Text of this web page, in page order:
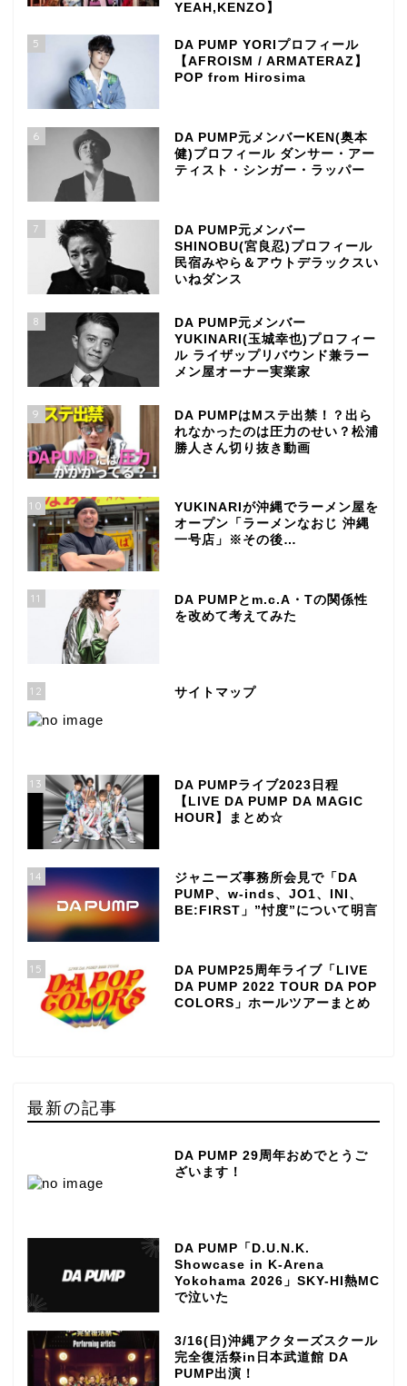
YEAH,KENZO】
5
DA PUMP YORIプロフィール
【AFROISM / ARMATERAZ】
POP from Hirosima
6
DA PUMP元メンバーKEN(奥本
健)プロフィール ダンサー・アー
ティスト・シンガー・ラッパー
7
DA PUMP元メンバー
SHINOBU(宮良忍)プロフィール
民宿みやら＆アウトデラックスい
いねダンス
8
DA PUMP元メンバー
YUKINARI(玉城幸也)プロフィー
ル ライザップリバウンド兼ラー
メン屋オーナー実業家
9
DA PUMPはMステ出禁！？出ら
れなかったのは圧力のせい？松浦
勝人さん切り抜き動画
10
YUKINARIが沖縄でラーメン屋を
オープン「ラーメンなおじ 沖縄
一号店」※その後…
11
DA PUMPとm.c.A・Tの関係性
を改めて考えてみた
12 サイトマップ
13
DA PUMPライブ2023日程
【LIVE DA PUMP DA MAGIC
HOUR】まとめ☆
14
ジャニーズ事務所会見で「DA
PUMP、w-inds、JO1、INI、
BE:FIRST」”忖度”について明言
15
DA PUMP25周年ライブ「LIVE
DA PUMP 2022 TOUR DA POP
COLORS」ホールツアーまとめ
最新の記事
DA PUMP 29周年おめでとうご
ざいます！
DA PUMP「D.U.N.K.
Showcase in K-Arena
Yokohama 2026」SKY-HI熱MC
で泣いた
3/16(日)沖縄アクターズスクール
完全復活祭in日本武道館 DA
PUMP出演！